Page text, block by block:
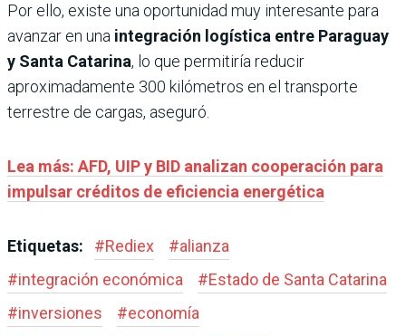
Por ello, existe una oportunidad muy interesante para
avanzar en una integración logística entre Paraguay
y Santa Catarina, lo que permitiría reducir
aproximadamente 300 kilómetros en el transporte
terrestre de cargas, aseguró.
Lea más: AFD, UIP y BID analizan cooperación para
impulsar créditos de eficiencia energética
Etiquetas: #Rediex #alianza
#integración económica #Estado de Santa Catarina
#inversiones #economía